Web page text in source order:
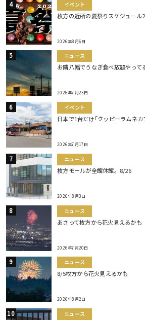
イベント
枚方の近所の夏祭りスケジュール
2026年8月6日
ニュース
お隣八幡でうなぎ食べ放題やって
2026年7月23日
イベント
日本で1台だけ｢クッピーラムネ
2026年7月17日
ニュース
枚方モールが全館休館。8/26
2026年8月3日
ニュース
あさって枚方から花火見えるかも
2026年7月20日
ニュース
8/5枚方から花火見えるかも
2026年8月2日
ニュース